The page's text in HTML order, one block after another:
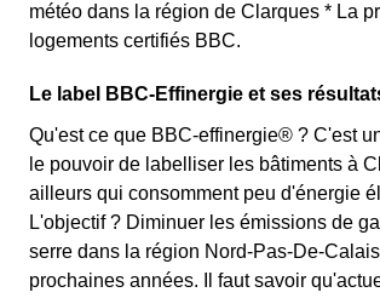
météo dans la région de Clarques * La
logements certifiés BBC.
Le label BBC-Effinergie et ses
Qu'est ce que BBC-effinergie® ? C'est
le pouvoir de labelliser les bâtiments à
ailleurs qui consomment peu d'énergie
L'objectif ? Diminuer les émissions de
serre dans la région Nord-Pas-De-
prochaines années. Il faut savoir